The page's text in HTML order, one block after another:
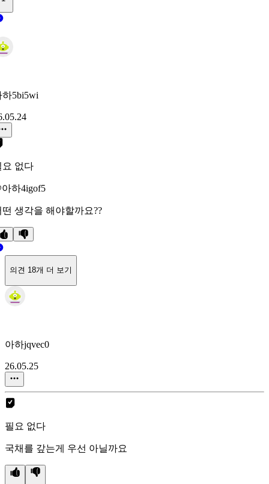
하5bi5wi
요 없다
아하4igof5
떤 생각을 해야할까요??
의견 18개 더 보기
아하jqvec0
26.05.25
필요 없다
국채를 갚는게 우선 아닐까요